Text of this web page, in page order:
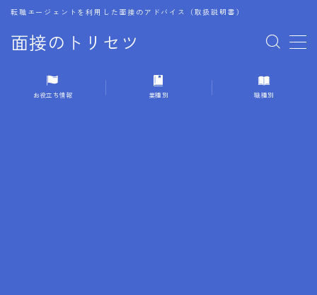
面接のトリセツ
転職エージェントを利用した面接のアドバイス（取扱説明書）
MENU
1.成功する面接戦略
お役立ち情報 業種別 職種別